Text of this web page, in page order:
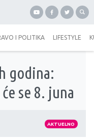
I POLITIKA LIFESTYLE
godina:
se 8. juna
AKTUELNO